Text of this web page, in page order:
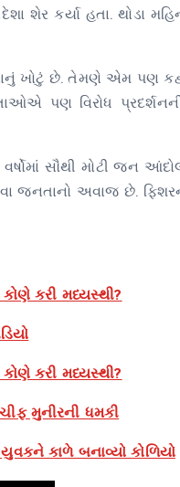
કર્યા હતા. થોડા
ખોટું છે. તેમણે એમ પણ
પણ વિરોધ
સૌથી મોટી જન
જનતાનો અવાજ છે.
કરી મધ્યસ્થી?
કરી મધ્યસ્થી?
મુનીરની ધમકી
કાળે બનાવ્યો કોળિયો